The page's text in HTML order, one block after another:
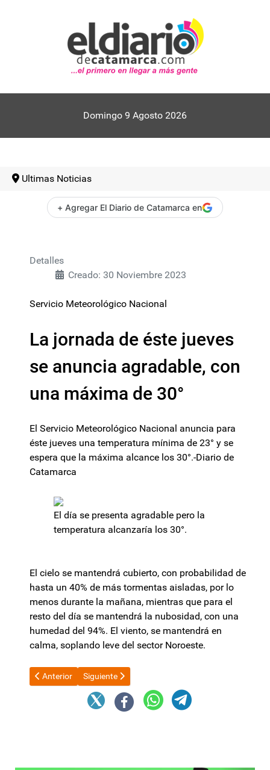
Domingo 9 Agosto 2026
Ultimas Noticias
+ Agregar El Diario de Catamarca en
Detalles
Creado: 30 Noviembre 2023
Servicio Meteorológico Nacional
La jornada de éste jueves
se anuncia agradable, con
una máxima de 30°
El Servicio Meteorológico Nacional anuncia para
éste jueves una temperatura mínima de 23° y se
espera que la máxima alcance los 30°.-Diario de
Catamarca
El día se presenta agradable pero la
temperatura alcanzaría los 30°.
El cielo se mantendrá cubierto, con probabilidad de
hasta un 40% de más tormentas aisladas, por lo
menos durante la mañana, mientras que para el
resto del día se mantendrá la nubosidad, con una
humedad del 94%. El viento, se mantendrá en
calma, soplando leve del sector Noroeste.
Artículo anterior: La Gruta de la Virgen del Valle será
Anterior Artículo siguiente: Milei definió su Gabinete y dijo
Siguiente